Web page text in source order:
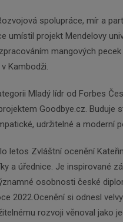
spolupráce, mír a
umístil projekt Mendelovy
mangových
Kambodži.
Mladý lídr od Forbes
Goodbye.cz. Buduje
udržitelné a moderní
letos Zvláštní ocenění
a úřednice. Je inspirované
osobnosti české
2022.Ocenění si odnesl
rozvoji věnoval jako